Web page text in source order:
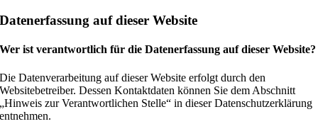
Datenerfassung auf dieser Website
Wer ist verantwortlich für die Datenerfassung auf dieser Website?
Die Datenverarbeitung auf dieser Website erfolgt durch den
Websitebetreiber. Dessen Kontaktdaten können Sie dem Abschnitt
„Hinweis zur Verantwortlichen Stelle“ in dieser Datenschutzerklärung
entnehmen.